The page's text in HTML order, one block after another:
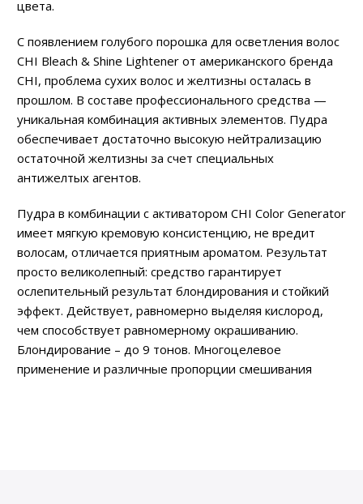
цвета.
С появлением голубого порошка для осветления волос
CHI Bleach & Shine Lightener от американского бренда
CHI, проблема сухих волос и желтизны осталась в
прошлом. В составе профессионального средства —
уникальная комбинация активных элементов. Пудра
обеспечивает достаточно высокую нейтрализацию
остаточной желтизны за счет специальных
антижелтых агентов.
Пудра в комбинации с активатором CHI Color Generator
имеет мягкую кремовую консистенцию, не вредит
волосам, отличается приятным ароматом. Результат
просто великолепный: средство гарантирует
ослепительный результат блондирования и стойкий
эффект. Действует, равномерно выделяя кислород,
чем способствует равномерному окрашиванию.
Блондирование – до 9 тонов. Многоцелевое
применение и различные пропорции смешивания